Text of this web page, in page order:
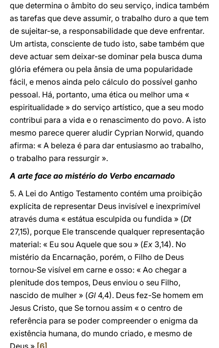
que determina o âmbito do seu serviço, indica também
as tarefas que deve assumir, o trabalho duro a que tem
de sujeitar-se, a responsabilidade que deve enfrentar.
Um artista, consciente de tudo isto, sabe também que
deve actuar sem deixar-se dominar pela busca duma
glória efémera ou pela ânsia de uma popularidade
fácil, e menos ainda pelo cálculo do possível ganho
pessoal. Há, portanto, uma ética ou melhor uma «
espiritualidade » do serviço artístico, que a seu modo
contribui para a vida e o renascimento do povo. A isto
mesmo parece querer aludir Cyprian Norwid, quando
afirma: « A beleza é para dar entusiasmo ao trabalho,
o trabalho para ressurgir ».
A arte face ao mistério do Verbo encarnado
5. A Lei do Antigo Testamento contém uma proibição
explícita de representar Deus invisível e inexprimível
através duma « estátua esculpida ou fundida » (Dt
27,15), porque Ele transcende qualquer representação
material: « Eu sou Aquele que sou » (Ex 3,14). No
mistério da Encarnação, porém, o Filho de Deus
tornou-Se visível em carne e osso: « Ao chegar a
plenitude dos tempos, Deus enviou o seu Filho,
nascido de mulher » (Gl 4,4). Deus fez-Se homem em
Jesus Cristo, que Se tornou assim « o centro de
referência para se poder compreender o enigma da
existência humana, do mundo criado, e mesmo de
Deus ».[6]